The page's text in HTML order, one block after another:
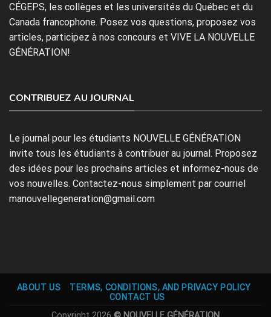
CÉGEPS, les collèges et les universités du Québec et du
Canada francophone. Posez vos questions, proposez vos
articles, participez à nos concours et VIVE LA NOUVELLE
GÉNÉRATION!
CONTRIBUEZ AU JOURNAL
Le journal pour les étudiants NOUVELLE GÉNÉRATION
invite tous les étudiants à contribuer au journal. Proposez
des idées pour les prochains articles et informez-nous de
vos nouvelles. Contactez-nous simplement par courriel
manouvellegeneration@gmail.com
ABOUT US
TERMS, CONDITIONS, AND PRIVACY POLICY
CONTACT US